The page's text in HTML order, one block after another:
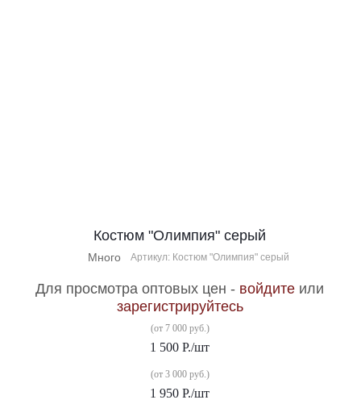
Костюм "Олимпия" серый
Много Артикул: Костюм "Олимпия" серый
Для просмотра оптовых цен - войдите или
зарегистрируйтесь
(от 7 000 руб.)
1 500 Р./шт
(от 3 000 руб.)
1 950 Р./шт